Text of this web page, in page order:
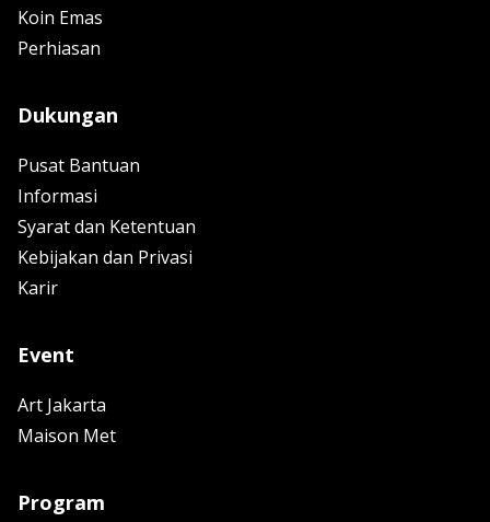
Koin Emas
Perhiasan
Dukungan
Pusat Bantuan
Informasi
Syarat dan Ketentuan
Kebijakan dan Privasi
Karir
Event
Art Jakarta
Maison Met
Program